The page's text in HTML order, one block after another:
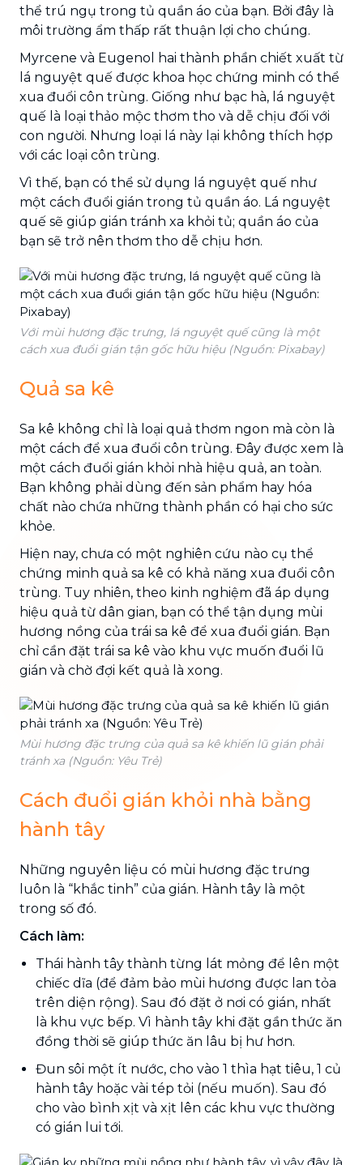
thể trú ngụ trong tủ quần áo của bạn. Bởi đây là
môi trường ẩm thấp rất thuận lợi cho chúng.
Myrcene và Eugenol hai thành phần chiết xuất từ
​​lá nguyệt quế được khoa học chứng minh có thể
xua đuổi côn trùng. Giống như bạc hà, lá nguyệt
quế là loại thảo mộc thơm tho và dễ chịu đối với
con người. Nhưng loại lá này lại không thích hợp
với các loại côn trùng.
Vì thế, bạn có thể sử dụng lá nguyệt quế như
một cách đuổi gián trong tủ quần áo. Lá nguyệt
quế sẽ giúp gián tránh xa khỏi tủ; quần áo của
bạn sẽ trở nên thơm tho dễ chịu hơn.
Với mùi hương đặc trưng, lá nguyệt quế cũng là một
cách xua đuổi gián tận gốc hữu hiệu (Nguồn: Pixabay)
Quả sa kê
Sa kê không chỉ là loại quả thơm ngon mà còn là
một cách để xua đuổi côn trùng. Đây được xem là
một cách đuổi gián khỏi nhà hiệu quả, an toàn.
Bạn không phải dùng đến sản phẩm hay hóa
chất nào chứa những thành phần có hại cho sức
khỏe.
Hiện nay, chưa có một nghiên cứu nào cụ thể
chứng minh quả sa kê có khả năng xua đuổi côn
trùng. Tuy nhiên, theo kinh nghiệm đã áp dụng
hiệu quả từ dân gian, bạn có thể tận dụng mùi
hương nồng của trái sa kê để xua đuổi gián. Bạn
chỉ cần đặt trái sa kê vào khu vực muốn đuổi lũ
gián và chờ đợi kết quả là xong.
Mùi hương đặc trưng của quả sa kê khiến lũ gián phải
tránh xa (Nguồn: Yêu Trẻ)
Cách đuổi gián khỏi nhà bằng
hành tây
Những nguyên liệu có mùi hương đặc trưng
luôn là “khắc tinh” của gián. Hành tây là một
trong số đó.
Cách làm:
Thái hành tây thành từng lát mỏng để lên một
chiếc dĩa (để đảm bảo mùi hương được lan tỏa
trên diện rộng). Sau đó đặt ở nơi có gián, nhất
là khu vực bếp. Vì hành tây khi đặt gần thức ăn
đồng thời sẽ giúp thức ăn lâu bị hư hơn.
Đun sôi một ít nước, cho vào 1 thìa hạt tiêu, 1 củ
hành tây hoặc vài tép tỏi (nếu muốn). Sau đó
cho vào bình xịt và xịt lên các khu vực thường
có gián lui tới.